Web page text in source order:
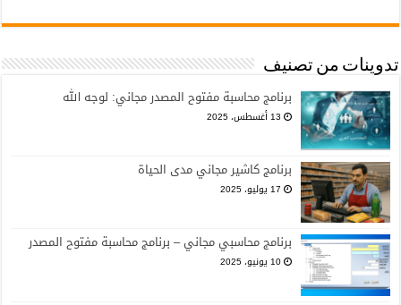
تدوينات من تصنيف
برنامج محاسبة مفتوح المصدر مجاني: لوجه الله
13 أغسطس، 2025
برنامج كاشير مجاني مدى الحياة
17 يوليو، 2025
برنامج محاسبي مجاني – برنامج محاسبة مفتوح المصدر
10 يونيو، 2025